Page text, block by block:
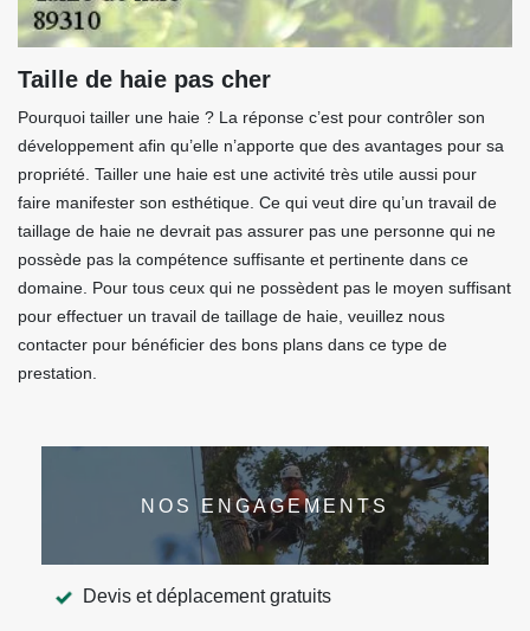
Taille de haie pas cher
Pourquoi tailler une haie ? La réponse c’est pour contrôler son
développement afin qu’elle n’apporte que des avantages pour sa
propriété. Tailler une haie est une activité très utile aussi pour
faire manifester son esthétique. Ce qui veut dire qu’un travail de
taillage de haie ne devrait pas assurer pas une personne qui ne
possède pas la compétence suffisante et pertinente dans ce
domaine. Pour tous ceux qui ne possèdent pas le moyen suffisant
pour effectuer un travail de taillage de haie, veuillez nous
contacter pour bénéficier des bons plans dans ce type de
prestation.
NOS ENGAGEMENTS
Devis et déplacement gratuits